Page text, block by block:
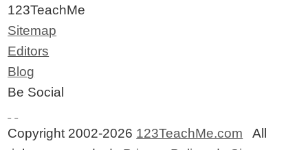
123TeachMe
Sitemap
Editors
Blog
Be Social
Copyright 2002-2026 123TeachMe.com All